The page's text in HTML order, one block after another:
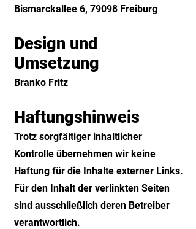
Bismarckallee 6, 79098 Freiburg
Design und
Umsetzung
Branko Fritz
Haftungshinweis
Trotz sorgfältiger inhaltlicher
Kontrolle übernehmen wir keine
Haftung für die Inhalte externer Links.
Für den Inhalt der verlinkten Seiten
sind ausschließlich deren Betreiber
verantwortlich.